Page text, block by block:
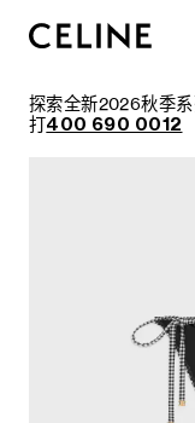
探索全新2026秋季
打400 690 0012